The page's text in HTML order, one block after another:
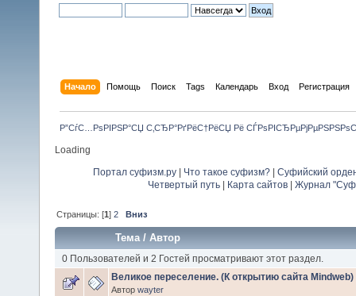
Начало Помощь Поиск Tags Календарь Вход Регистрация
Р”СѓС…РѕРІРЅР°СЏ С‚СЂР°РґРёС†РёСЏ Рё
Loading
Портал суфизм.ру Что такое суфизм?
Суфийский
Четвертый путь| Карта сайтов| Журнал
Страницы: [1]2 Вниз
Тема/Автор
0 Пользователей и 2 Гостей просматривают этот раздел.
Великое переселение. (К открытию сайта Mindweb)
Автор wayter